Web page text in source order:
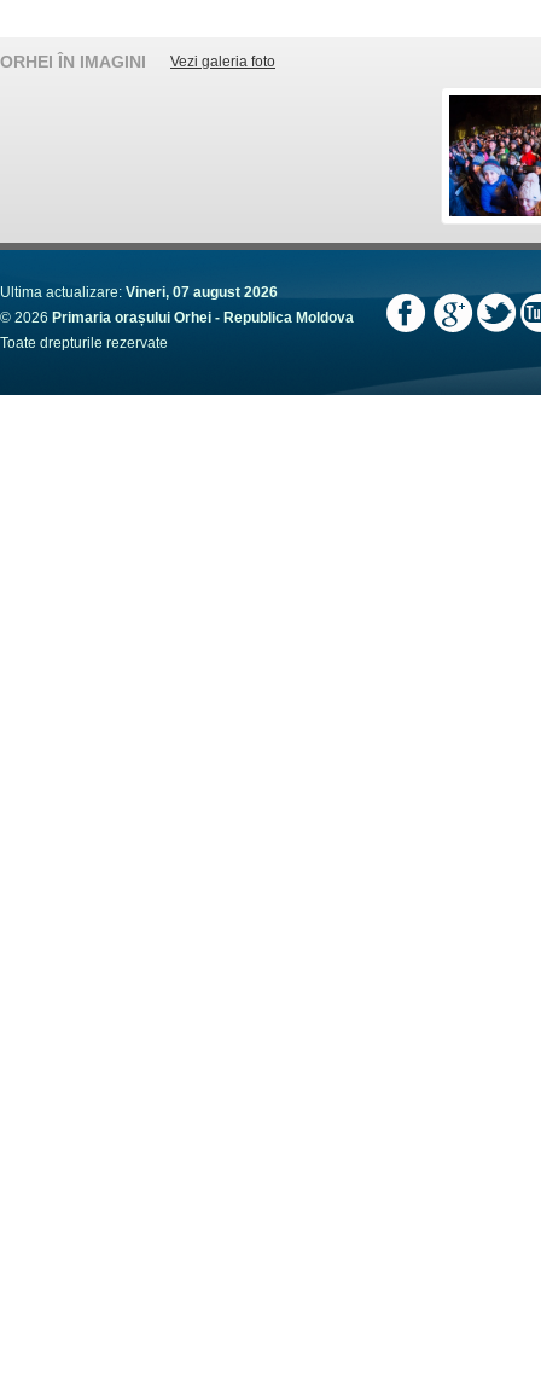
ORHEI ÎN IMAGINI Vezi galeria foto
Ultima actualizare: Vineri, 07 august 2026
© 2026 Primaria orașului Orhei - Republica Moldova
Toate drepturile rezervate